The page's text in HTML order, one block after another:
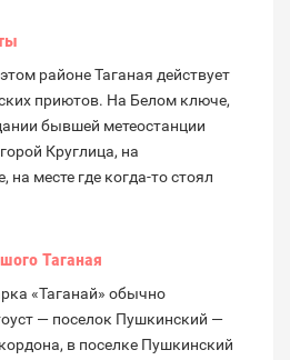
районе Таганая действует
приютов. На Белом ключе,
бывшей метеостанции
Круглица, на
месте где когда-то стоял
Таганая
«Таганай» обычно
— поселок Пушкинский —
в поселке Пушкинский